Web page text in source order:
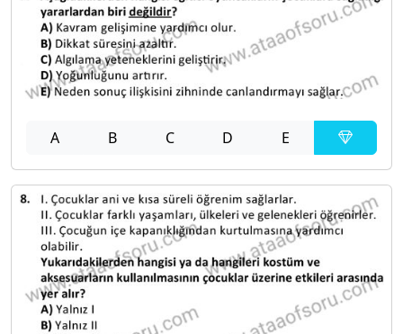
A B C D E